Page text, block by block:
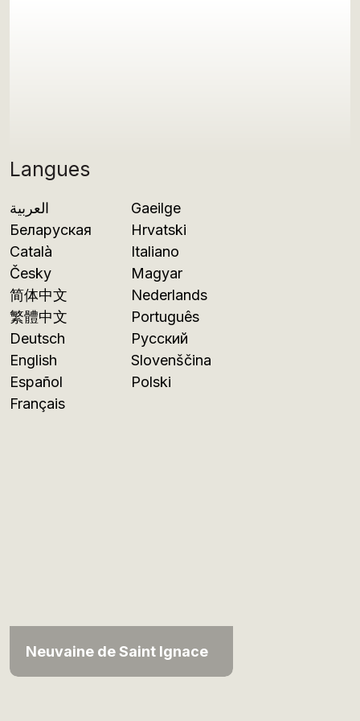
Langues
العربية
Беларуская
Català
Česky
简体中文
繁體中文
Deutsch
English
Español
Français
Gaeilge
Hrvatski
Italiano
Magyar
Nederlands
Português
Русский
Slovenščina
Polski
Neuvaine de Saint Ignace